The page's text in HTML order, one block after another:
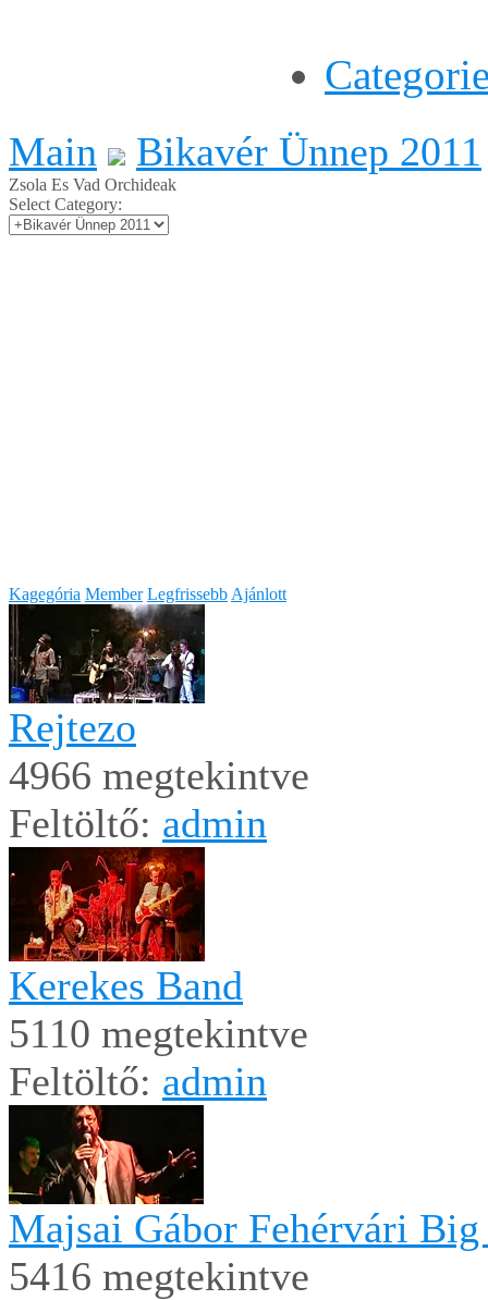
Main Bikavér Ünnep 2011
Zsola Es Vad Orchideak
Select Category:
Kagegória Member Legfrissebb Ajánlott
Rejtezo
4966 megtekintve
Feltöltő: admin
Kerekes Band
5110 megtekintve
Feltöltő: admin
Majsai Gábor Fehérvári Big
5416 megtekintve